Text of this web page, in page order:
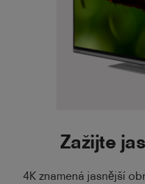
Zažijte
4K znamená jasnější